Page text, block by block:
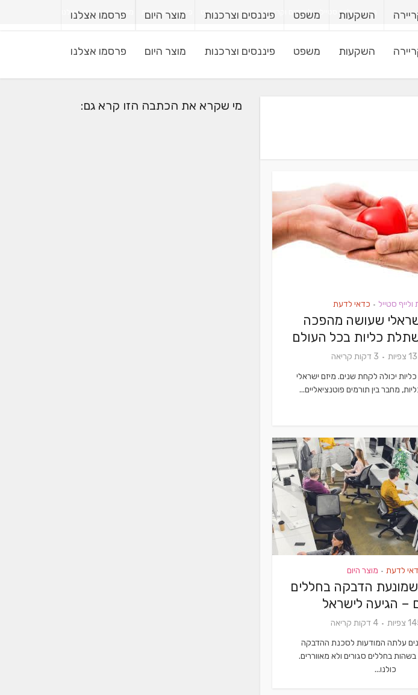
השקעות משפט פיננסים וצרכנות מוצר היום פרסמו אצלנו בריאות ולייף סטייל לימודים וקריירה השקעות משפט פיננסים וצרכנות מוצר היום פרסמו אצלנו
השקעות משפט פיננסים וצרכנות מוצר היום פרסמו אצלנו
מי שקרא את הכתבה הזו קרא גם:
ולייף סטייל • כדאי לדעת
שעושה מהפכה
כליות בכל העולם
3 דקות קריאה
יכולה לקחת שנים. מיזם ישראלי
מחבר בין תורמים פוטנציאליים...
לדעת • מוצר היום
שמונעת הדבקה בחללים
– הגיעה לישראל
4 דקות קריאה
עלתה המודעות לסכנת ההדבקה
בחללים סגורים ולא מאווררים.
כולנו...